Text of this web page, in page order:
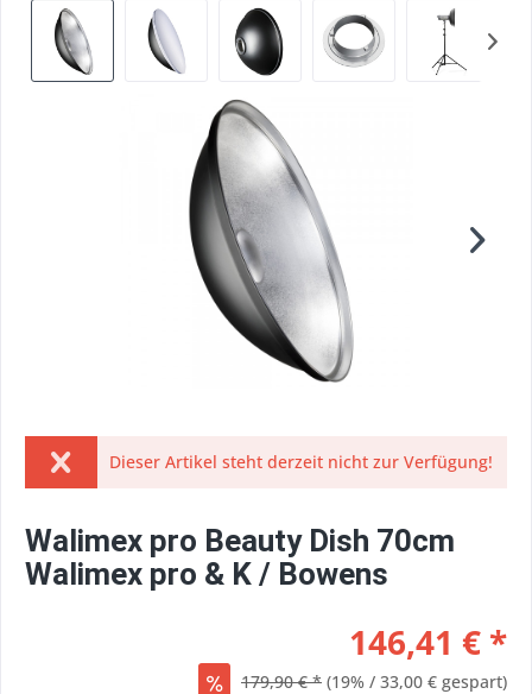
Dieser Artikel steht derzeit nicht zur Verfügung!
Walimex pro Beauty Dish 70cm
Walimex pro & K / Bowens
146,41 € *
179,90 € * (19% / 33,00 € gespart)